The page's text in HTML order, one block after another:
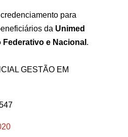
para
da Unimed
e Nacional .
GESTÃO EM